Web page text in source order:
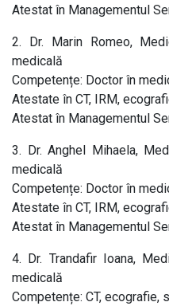
Atestat în Managementul
2. Dr. Marin Romeo,
medicală
Competențe: Doctor în
Atestate în CT, IRM,
Atestat în Managementul
3. Dr. Anghel Mihaela,
medicală
Competențe: Doctor în
Atestate în CT, IRM,
Atestat în Managementul
4. Dr. Trandafir Ioana,
medicală
Competențe: CT, ecografie,